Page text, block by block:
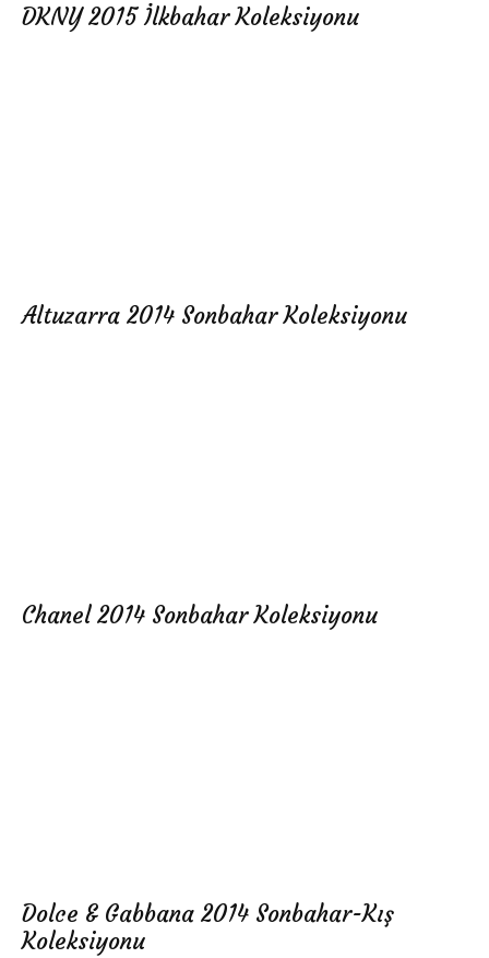
DKNY 2015 İlkbahar Koleksiyonu
Altuzarra 2014 Sonbahar Koleksiyonu
Chanel 2014 Sonbahar Koleksiyonu
Dolce & Gabbana 2014 Sonbahar-Kış
Koleksiyonu